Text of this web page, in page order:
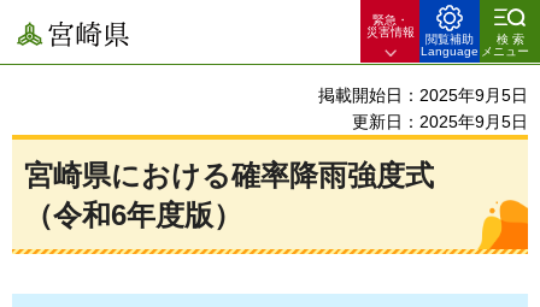
宮崎県
緊急・
災害情報
閲覧補助
Language
検索
メニュー
掲載開始日：2025年9月5日
更新日：2025年9月5日
宮崎県における確率降雨強度式
（令和6年度版）